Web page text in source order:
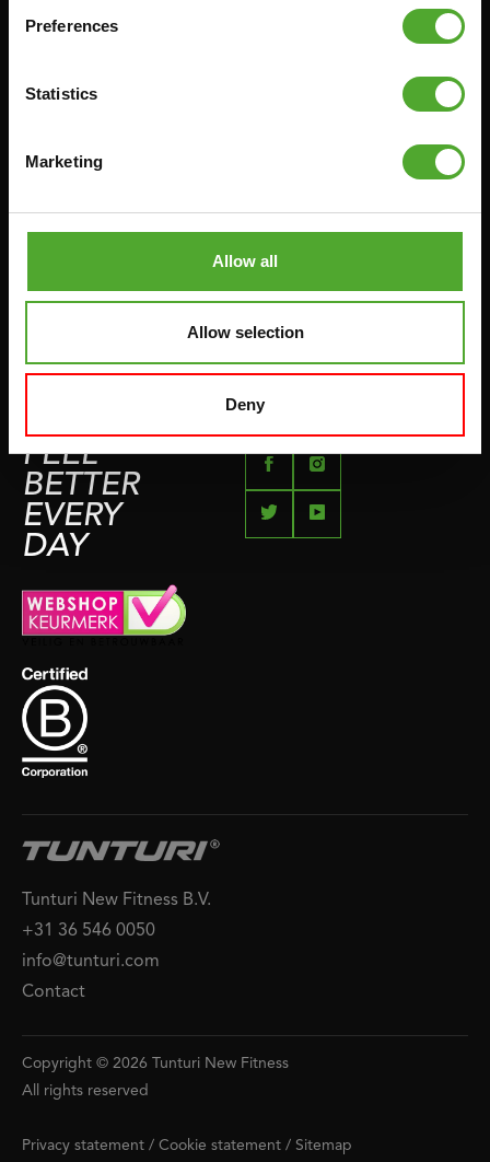
Preferences
Statistics
Marketing
Allow all
Allow selection
Deny
SPRINGTOUWEN
GARANTIE & LEVERING
ALGEMENE VOORWAARDEN
RUILEN EN RETOURNEREN
IMPRESSUM
FEEL
BETTER
EVERY
DAY
Tunturi New Fitness B.V.
+31 36 546 0050
info@tunturi.com
Contact
Copyright © 2026 Tunturi New Fitness
All rights reserved
Privacy statement / Cookie statement / Sitemap